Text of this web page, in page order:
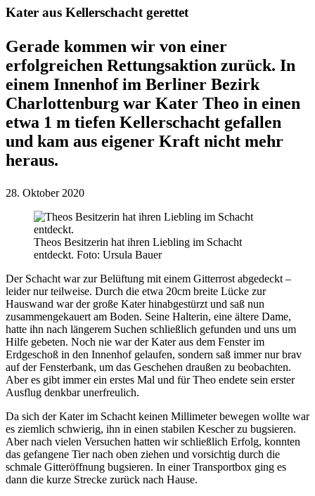
Kater aus Kellerschacht gerettet
Gerade kommen wir von einer
erfolgreichen Rettungsaktion zurück. In
einem Innenhof im Berliner Bezirk
Charlottenburg war Kater Theo in einen
etwa 1 m tiefen Kellerschacht gefallen
und kam aus eigener Kraft nicht mehr
heraus.
28. Oktober 2020
Theos Besitzerin hat ihren Liebling im Schacht
entdeckt. Foto: Ursula Bauer
Der Schacht war zur Belüftung mit einem Gitterrost abgedeckt –
leider nur teilweise. Durch die etwa 20cm breite Lücke zur
Hauswand war der große Kater hinabgestürzt und saß nun
zusammengekauert am Boden. Seine Halterin, eine ältere Dame,
hatte ihn nach längerem Suchen schließlich gefunden und uns um
Hilfe gebeten. Noch nie war der Kater aus dem Fenster im
Erdgeschoß in den Innenhof gelaufen, sondern saß immer nur brav
auf der Fensterbank, um das Geschehen draußen zu beobachten.
Aber es gibt immer ein erstes Mal und für Theo endete sein erster
Ausflug denkbar unerfreulich.
Da sich der Kater im Schacht keinen Millimeter bewegen wollte war
es ziemlich schwierig, ihn in einen stabilen Kescher zu bugsieren.
Aber nach vielen Versuchen hatten wir schließlich Erfolg, konnten
das gefangene Tier nach oben ziehen und vorsichtig durch die
schmale Gitteröffnung bugsieren. In einer Transportbox ging es
dann die kurze Strecke zurück nach Hause.